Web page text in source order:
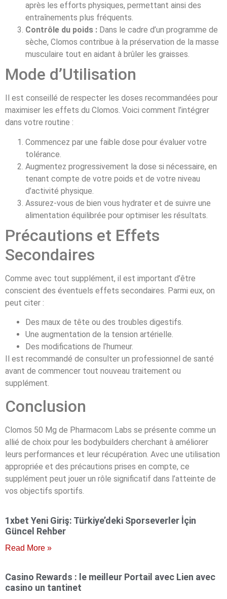
après les efforts physiques, permettant ainsi des
entraînements plus fréquents.
Contrôle du poids : Dans le cadre d’un programme de
sèche, Clomos contribue à la préservation de la masse
musculaire tout en aidant à brûler les graisses.
Mode d’Utilisation
Il est conseillé de respecter les doses recommandées pour
maximiser les effets du Clomos. Voici comment l’intégrer
dans votre routine :
Commencez par une faible dose pour évaluer votre
tolérance.
Augmentez progressivement la dose si nécessaire, en
tenant compte de votre poids et de votre niveau
d’activité physique.
Assurez-vous de bien vous hydrater et de suivre une
alimentation équilibrée pour optimiser les résultats.
Précautions et Effets
Secondaires
Comme avec tout supplément, il est important d’être
conscient des éventuels effets secondaires. Parmi eux, on
peut citer :
Des maux de tête ou des troubles digestifs.
Une augmentation de la tension artérielle.
Des modifications de l’humeur.
Il est recommandé de consulter un professionnel de santé
avant de commencer tout nouveau traitement ou
supplément.
Conclusion
Clomos 50 Mg de Pharmacom Labs se présente comme un
allié de choix pour les bodybuilders cherchant à améliorer
leurs performances et leur récupération. Avec une utilisation
appropriée et des précautions prises en compte, ce
supplément peut jouer un rôle significatif dans l’atteinte de
vos objectifs sportifs.
1xbet Yeni Giriş: Türkiye’deki Sporseverler İçin
Güncel Rehber
Read More »
Casino Rewards : le meilleur Portail avec Lien avec
casino un tantinet